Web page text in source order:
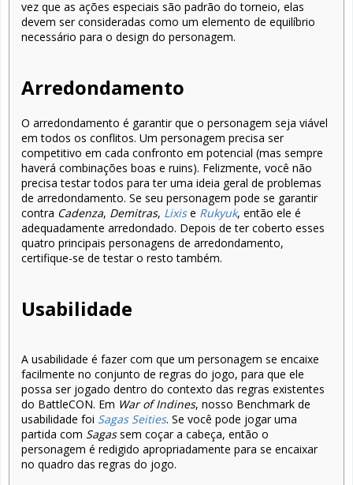
vez que as ações especiais são padrão do torneio, elas
devem ser consideradas como um elemento de equilíbrio
necessário para o design do personagem.
Arredondamento
O arredondamento é garantir que o personagem seja viável
em todos os conflitos. Um personagem precisa ser
competitivo em cada confronto em potencial (mas sempre
haverá combinações boas e ruins). Felizmente, você não
precisa testar todos para ter uma ideia geral de problemas
de arredondamento. Se seu personagem pode se garantir
contra Cadenza, Demitras, Lixise Rukyuk, então ele é
adequadamente arredondado. Depois de ter coberto esses
quatro principais personagens de arredondamento,
certifique-se de testar o resto também.
Usabilidade
A usabilidade é fazer com que um personagem se encaixe
facilmente no conjunto de regras do jogo, para que ele
possa ser jogado dentro do contexto das regras existentes
do BattleCON. Em War of Indines, nosso Benchmark de
usabilidade foi Sagas Seities. Se você pode jogar uma
partida com Sagassem coçar a cabeça, então o
personagem é redigido apropriadamente para se encaixar
no quadro das regras do jogo.